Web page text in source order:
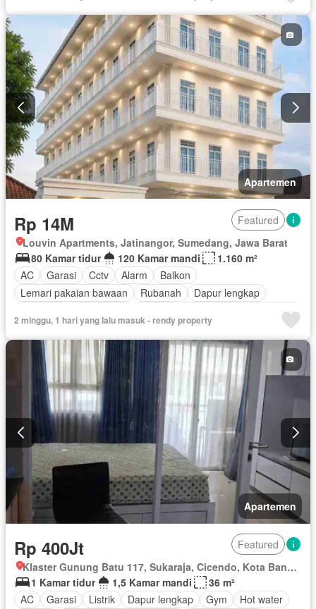
Apartemen
Rp 14M
Featured
Louvin Apartments, Jatinangor, Sumedang, Jawa Barat
80 Kamar tidur
120 Kamar mandi
1.160 m²
AC
Garasi Cctv Alarm
Balkon
Lemari pakaian bawaan
Rubanah
Dapur lengkap
Hot water
Ruang kantor
Panggang
Area anak-anak
Akses bagi penyandang disabilitas
Pramutamu
Listrik
Internet
Televisi Kabel video Air Tangki air
Wifi
Halaman
Ruang layanan Telephone
Keamanan 24 jam
Berperabot lengkap
2 minggu, 1 hari yang lalu masuk - rendy property
Apartemen
Rp 400Jt
Featured
Klaster Gunung Batu 117, Sukaraja, Cicendo, Kota Bandung, Jawa Barat
1 Kamar tidur
1,5 Kamar mandi
36 m²
AC
Garasi Listrik Dapur lengkap Gym
Hot water